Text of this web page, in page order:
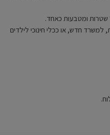
שטרות ומטבעות כאחד.
למשרד חדש, או ככלי חינוכי לילדים